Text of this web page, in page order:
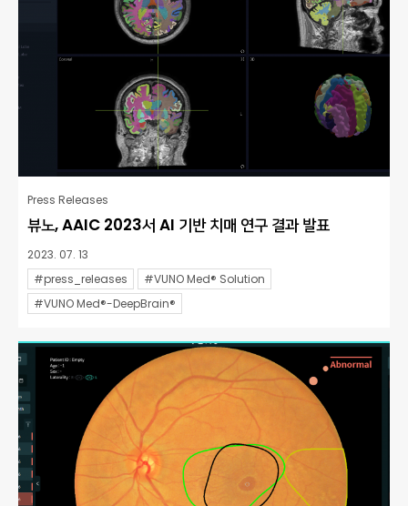
Press Releases
뷰노, AAIC 2023서 AI 기반 치매 연구 결과 발표
2023. 07. 13
#press_releases
#VUNO Med® Solution
#VUNO Med®-DeepBrain®